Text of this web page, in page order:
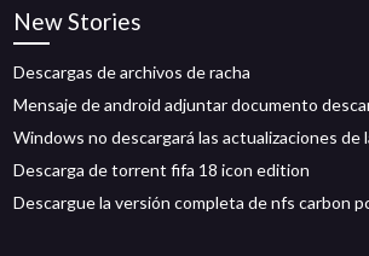
New Stories
Descargas de archivos de racha
Mensaje de android adjuntar documento
Windows no descargará las actualizaciones de
Descarga de torrent fifa 18 icon edition
Descargue la versión completa de nfs carbon